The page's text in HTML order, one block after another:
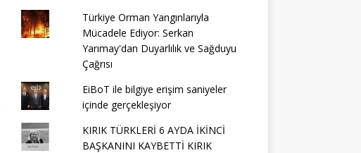
Türkiye Orman Yangınlarıyla
Mücadele Ediyor: Serkan
Yarımay'dan Duyarlılık ve Sağduyu
Çağrısı
EiBoT ile bilgiye erişim saniyeler
içinde gerçekleşiyor
KIRIK TÜRKLERİ 6 AYDA İKİNCİ
BAŞKANINI KAYBETTİ KIRIK